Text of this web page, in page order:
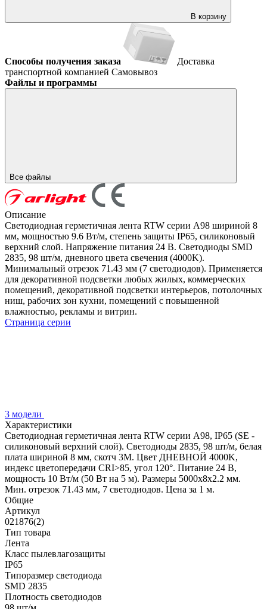
В корзину
Способы получения заказа
Доставка
транспортной компанией Самовывоз
Файлы и программы
Все файлы
Описание
Светодиодная герметичная лента RTW серии A98 шириной 8
мм, мощностью 9.6 Вт/м, степень защиты IP65, силиконовый
верхний слой. Напряжение питания 24 В. Светодиоды SMD
2835, 98 шт/м, дневного цвета свечения (4000K).
Минимальный отрезок 71.43 мм (7 светодиодов). Применяется
для декоративной подсветки любых жилых, коммерческих
помещений, декоративной подсветки интерьеров, потолочных
ниш, рабочих зон кухни, помещений с повышенной
влажностью, рекламы и витрин.
Страница серии
3 модели
Характеристики
Светодиодная герметичная лента RTW серии A98, IP65 (SE -
силиконовый верхний слой). Светодиоды 2835, 98 шт/м, белая
плата шириной 8 мм, скотч 3M. Цвет ДНЕВНОЙ 4000K,
индекс цветопередачи CRI>85, угол 120°. Питание 24 В,
мощность 10 Вт/м (50 Вт на 5 м). Размеры 5000x8x2.2 мм.
Мин. отрезок 71.43 мм, 7 светодиодов. Цена за 1 м.
Общие
Артикул
021876(2)
Тип товара
Лента
Класс пылевлагозащиты
IP65
Типоразмер светодиода
SMD 2835
Плотность светодиодов